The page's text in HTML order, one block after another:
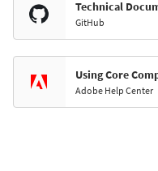
Technical
GitHub
Using Core
Adobe Help Center